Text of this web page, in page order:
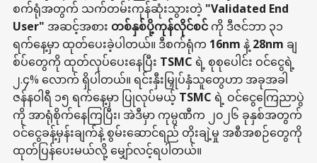
စက်ရုံအတွက် သက်တမ်းကုန်ဆုံးသွားတဲ့ "Validated End
User" အဆင့်အစား တစ်နှစ်ပို့ကုန်လိုင်စင် ကို ဒီဇင်ဘာ ၃၁
ရက်နေ့မှာ ထုတ်ပေးခဲ့ပါတယ်။ ဒီစက်ရုံက 16nm နဲ့ 28nm ချ
စ်ပ်တွေကို ထုတ်လုပ်ပေးနေပြီး TSMC ရဲ့ စုစုပေါင်း ဝင်ငွေရဲ့
၂.၄% လောက် ရှိပါတယ်။ ရင်းနှီးမြှုပ်နှံသူတွေဟာ အခုအခါ
ဇန်နဝါရီ ၁၅ ရက်နေ့မှာ ပြုလုပ်မယ့် TSMC ရဲ့ ဝင်ငွေကြေညာပွဲ
ကို အာရုံစိုက်နေကြပြီး၊ အဲဒီမှာ ကုမ္ပဏီက ၂၀၂၆ ခုနှစ်အတွက်
ဝင်ငွေခန့်မှန်းချက်နဲ့ စွမ်းဆောင်ရည် တိုးချဲ့မှု အစီအစဉ်တွေကို
ထုတ်ပြန်ပေးမယ်လို့ မျှော်လင့်ရပါတယ်။